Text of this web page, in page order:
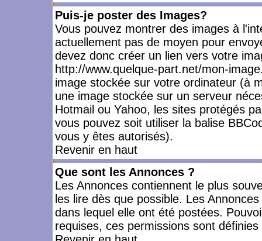
Puis-je poster des Images?
Vous pouvez montrer des images à
actuellement pas de moyen pour
devez donc créer un lien vers votre
http://www.quelque-part.net/mon-
image stockée sur votre ordinateur (à
une image stockée sur un serveur
Hotmail ou Yahoo, les sites protégés
vous pouvez soit utiliser la balise
vous y êtes autorisés).
Revenir en haut
Que sont les Annonces ?
Les Annonces contiennent le plus
les lire dès que possible. Les
dans lequel elle ont été postées.
requises, ces permissions sont